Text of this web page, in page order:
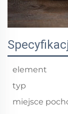
element
typ
miejsce